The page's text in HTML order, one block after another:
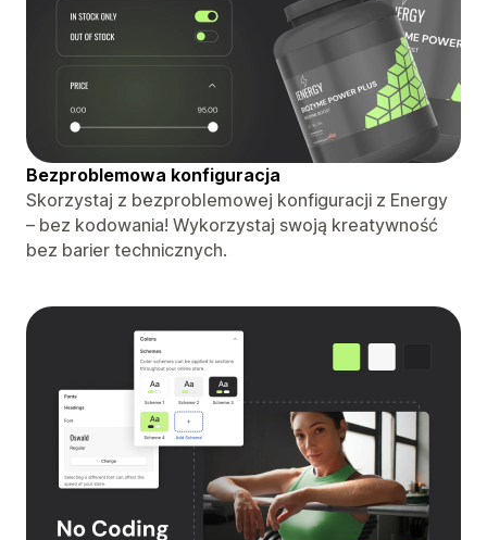
Bezproblemowa konfiguracja
Skorzystaj z bezproblemowej konfiguracji z Energy
– bez kodowania! Wykorzystaj swoją kreatywność
bez barier technicznych.